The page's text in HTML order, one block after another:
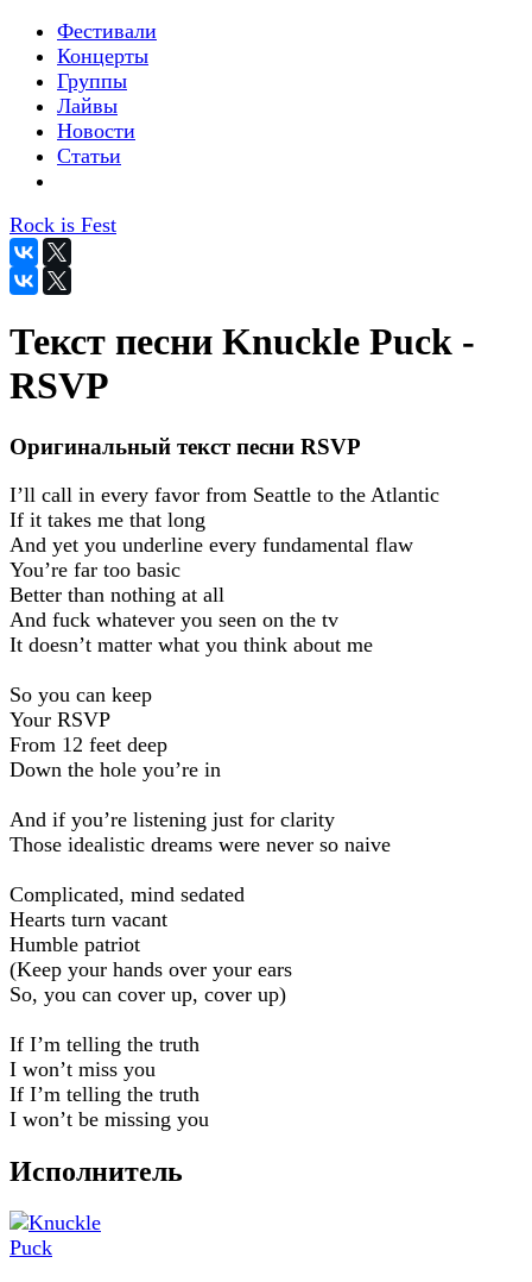
Фестивали
Концерты
Группы
Лайвы
Новости
Статьи
Rock is Fest
Текст песни Knuckle Puck -
RSVP
Оригинальный текст песни RSVP
I’ll call in every favor from Seattle to the Atlantic
If it takes me that long
And yet you underline every fundamental flaw
You’re far too basic
Better than nothing at all
And fuck whatever you seen on the tv
It doesn’t matter what you think about me
So you can keep
Your RSVP
From 12 feet deep
Down the hole you’re in
And if you’re listening just for clarity
Those idealistic dreams were never so naive
Complicated, mind sedated
Hearts turn vacant
Humble patriot
(Keep your hands over your ears
So, you can cover up, cover up)
If I’m telling the truth
I won’t miss you
If I’m telling the truth
I won’t be missing you
Исполнитель